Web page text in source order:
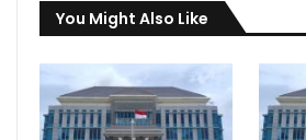
You Might Also Like